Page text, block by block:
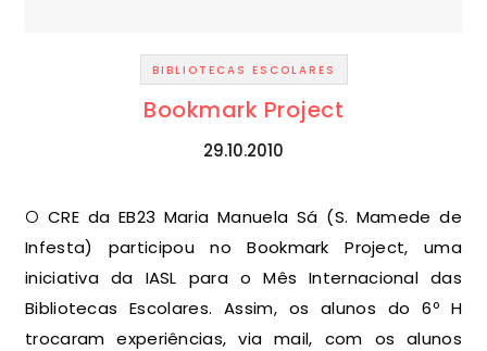
BIBLIOTECAS ESCOLARES
Bookmark Project
29.10.2010
O CRE da EB23 Maria Manuela Sá (S. Mamede de
Infesta) participou no Bookmark Project, uma
iniciativa da IASL para o Mês Internacional das
Bibliotecas Escolares. Assim, os alunos do 6º H
trocaram experiências, via mail, com os alunos